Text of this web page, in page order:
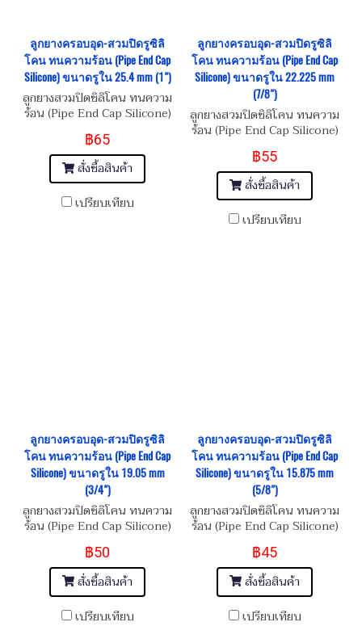
ลูกยางครอบอุด-สวมปิดรูซิลิ
โคน ทนความร้อน (Pipe End Cap
Silicone) ขนาดรูใน 25.4 mm (1")
ลูกยางสวมปิดซิลิโคน ทนความ
ร้อน (Pipe End Cap Silicone)
฿65
สั่งซื้อสินค้า
เปรียบเทียบ
ลูกยางครอบอุด-สวมปิดรูซิลิ
โคน ทนความร้อน (Pipe End Cap
Silicone) ขนาดรูใน 22.225 mm
(7/8")
ลูกยางสวมปิดซิลิโคน ทนความ
ร้อน (Pipe End Cap Silicone)
฿55
สั่งซื้อสินค้า
เปรียบเทียบ
ลูกยางครอบอุด-สวมปิดรูซิลิ
โคน ทนความร้อน (Pipe End Cap
Silicone) ขนาดรูใน 19.05 mm
(3/4")
ลูกยางสวมปิดซิลิโคน ทนความ
ร้อน (Pipe End Cap Silicone)
฿50
สั่งซื้อสินค้า
เปรียบเทียบ
ลูกยางครอบอุด-สวมปิดรูซิลิ
โคน ทนความร้อน (Pipe End Cap
Silicone) ขนาดรูใน 15.875 mm
(5/8")
ลูกยางสวมปิดซิลิโคน ทนความ
ร้อน (Pipe End Cap Silicone)
฿45
สั่งซื้อสินค้า
เปรียบเทียบ